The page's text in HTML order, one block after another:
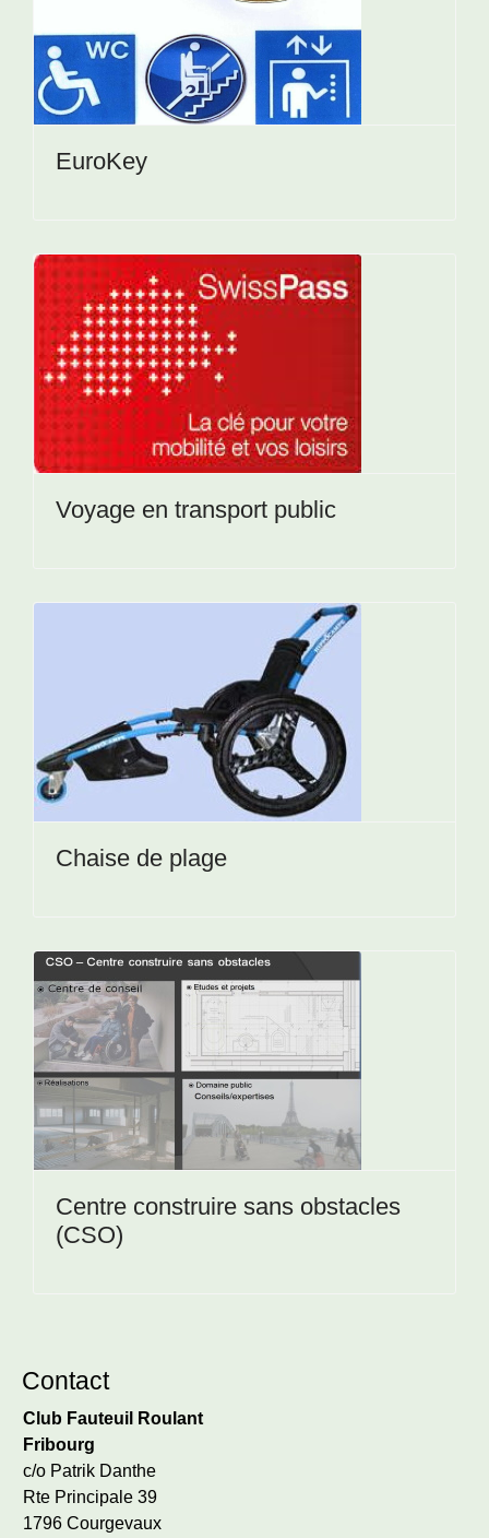
EuroKey
Voyage en transport public
Chaise de plage
Centre construire sans obstacles
(CSO)
Contact
Club Fauteuil Roulant
Fribourg
c/o Patrik Danthe
Rte Principale 39
1796 Courgevaux